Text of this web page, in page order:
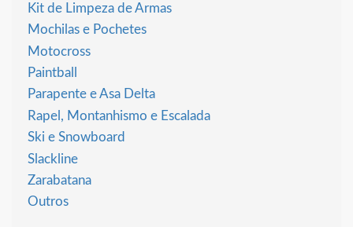
Kit de Limpeza de Armas
Mochilas e Pochetes
Motocross
Paintball
Parapente e Asa Delta
Rapel, Montanhismo e Escalada
Ski e Snowboard
Slackline
Zarabatana
Outros